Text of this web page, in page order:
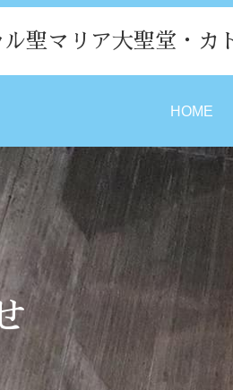
聖マリア大聖堂・カ
HOME